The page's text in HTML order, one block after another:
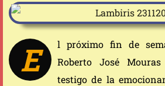
E
l próximo fin de
Roberto José
testigo de la